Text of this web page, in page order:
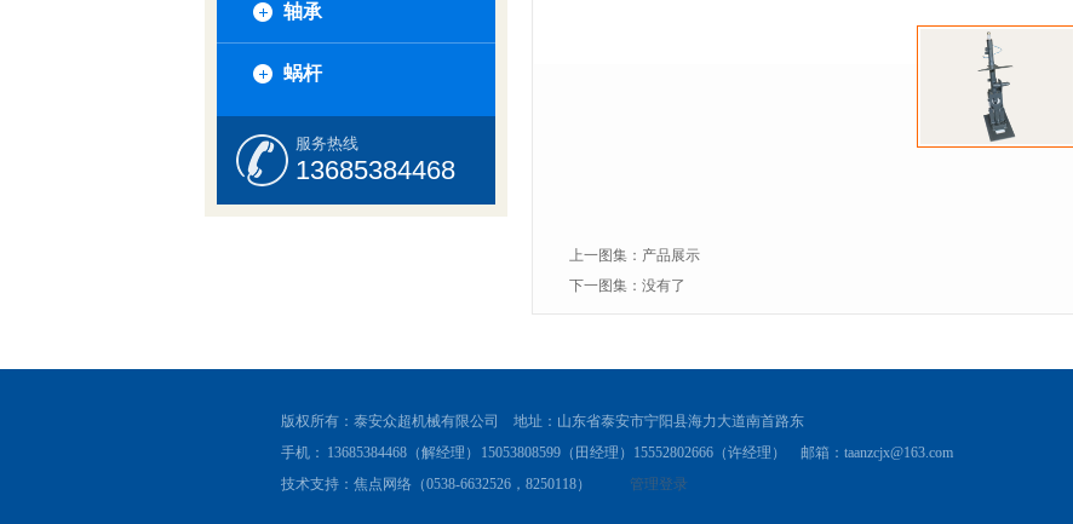
轴承
蜗杆
服务热线
13685384468
上一图集： 产品展示
下一图集：没有了
版权所有：泰安众超机械有限公司 地址：山东省泰安市宁阳县海力大道南首路东
手机： 13685384468（解经理） 15053808599（田经理）15552802666（许经理） 邮箱：taanzcjx@163.com
技术支持：焦点网络（0538-6632526，8250118）
管理登录